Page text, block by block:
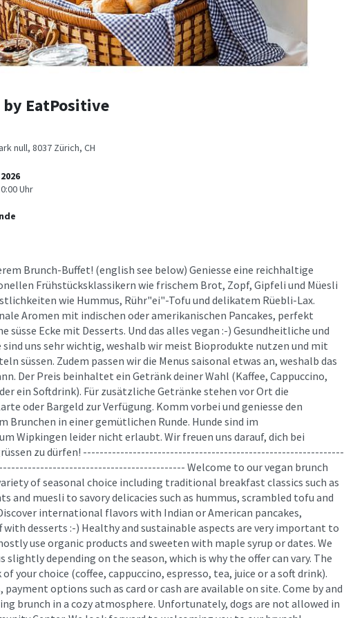
EatPositive
null, 8037 Zürich, CH
Brunch-Buffet! (english see below) Geniesse eine reichhaltige
Frühstücksklassikern wie frischem Brot, Zopf, Gipfeli und Müesli
wie Hummus, Rühr"ei"-Tofu und delikatem Rüebli-Lax.
Aromen mit indischen oder amerikanischen Pancakes, perfekt
süsse Ecke mit Desserts. Und das alles vegan :-) Gesundheitliche und
uns sehr wichtig, weshalb wir meist Bioprodukte nutzen und mit
süssen. Zudem passen wir die Menus saisonal etwas an, weshalb das
Der Preis beinhaltet ein Getränk deiner Wahl (Kaffee, Cappuccino,
ein Softdrink). Für zusätzliche Getränke stehen vor Ort die
oder Bargeld zur Verfügung. Komm vorbei und geniesse den
Brunchen in einer gemütlichen Runde. Hunde sind im
Wipkingen leider nicht erlaubt. Wir freuen uns darauf, dich bei
zu dürfen! ---------------------------------------------------------------
Welcome to our vegan brunch
of seasonal choice including traditional breakfast classics such as
and muesli to savory delicacies such as hummus, scrambled tofu and
international flavors with Indian or American pancakes,
desserts :-) Healthy and sustainable aspects are very important to
use organic products and sweeten with maple syrup or dates. We
slightly depending on the season, which is why the offer can vary. The
your choice (coffee, cappuccino, espresso, tea, juice or a soft drink).
options such as card or cash are available on site. Come by and
brunch in a cozy atmosphere. Unfortunately, dogs are not allowed in